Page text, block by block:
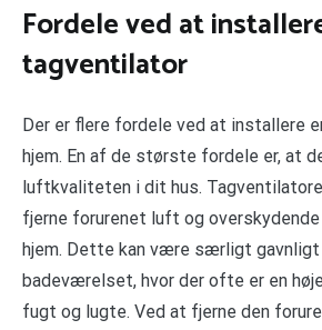
Fordele ved at
tagventilator
Der er flere fordele ved at installere
hjem. En af de største fordele er, at
luftkvaliteten i dit hus.
fjerne forurenet luft og
hjem. Dette kan være særligt
badeværelset, hvor der ofte er en
fugt og lugte. Ved at fjerne den